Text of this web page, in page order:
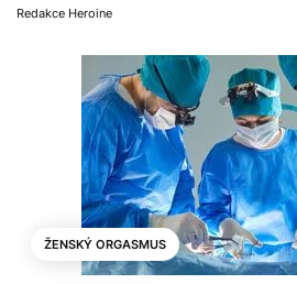
Redakce Heroine
ŽENSKÝ ORGASMUS